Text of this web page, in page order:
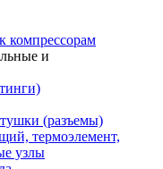
компрессорам
и
(разъемы)
термоэлемент,
узлы